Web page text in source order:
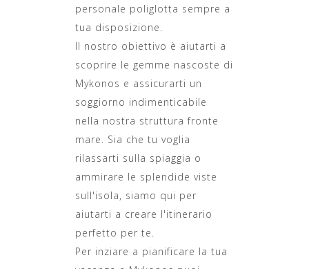
personale poliglotta sempre a
tua disposizione.
Il nostro obiettivo è aiutarti a
scoprire le gemme nascoste di
Mykonos e assicurarti un
soggiorno indimenticabile
nella nostra struttura fronte
mare. Sia che tu voglia
rilassarti sulla spiaggia o
ammirare le splendide viste
sull'isola, siamo qui per
aiutarti a creare l'itinerario
perfetto per te.
Per inziare a pianificare la tua